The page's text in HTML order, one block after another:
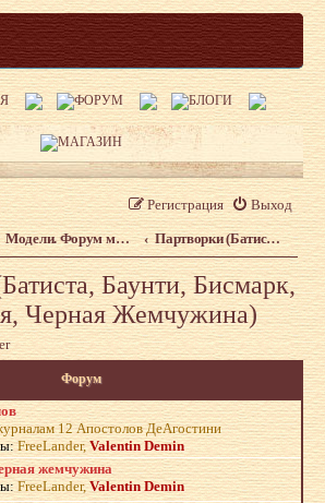
Выход
Регистрация
Модели. Форум моделистов сайта shipmodeling.ru Партворки (Батиста, Баунти, Бисмарк, Виктория, Черная Жемчужина)
Баунти, Бисмарк,
Черная Жемчужина)
Форум
12 Апостолов ДеАгостини
FreeLander,Valentin Demin
жемчужина
FreeLander,Valentin Demin